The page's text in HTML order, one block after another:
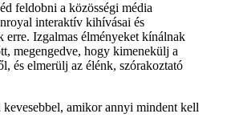
feldobni a közösségi média
interaktív kihívásai és
erre. Izgalmas élményeket kínálnak
megengedve, hogy kimenekülj a
és elmerülj az élénk, szórakoztató
amikor annyi mindent kell